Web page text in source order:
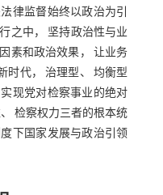
律监督始终以政治为引
之中， 坚持政治性与业
素和政治效果， 让业务
时代， 治理型、 均衡型
现党对检察事业的绝对
检察权力三者的根本统
下国家发展与政治引领